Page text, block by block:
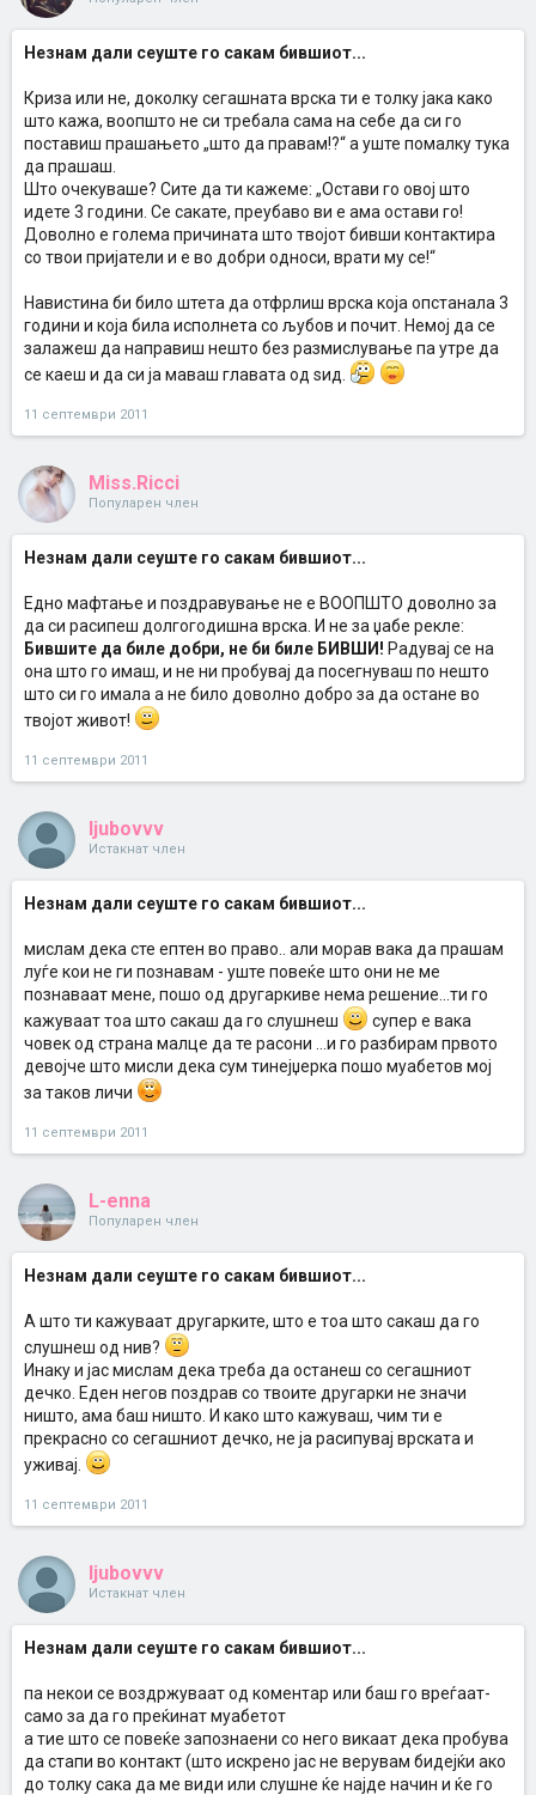
Незнам дали сеуште го сакам бившиот...
Криза или не, доколку сегашната врска ти е толку јака како
што кажа, воопшто не си требала сама на себе да си го
поставиш прашањето „што да правам!?“ а уште помалку тука
да прашаш.
Што очекуваше? Сите да ти кажеме: „Остави го овој што
идете 3 години. Се сакате, преубаво ви е ама остави го!
Доволно е голема причината што твојот бивши контактира
со твои пријатели и е во добри односи, врати му се!“
Навистина би било штета да отфрлиш врска која опстанала 3
години и која била исполнета со љубов и почит. Немој да се
залажеш да направиш нешто без размислување па утре да
се каеш и да си ја маваш главата од ѕид.
11 септември 2011
Miss.Ricci
Популарен член
Незнам дали сеуште го сакам бившиот...
Едно мафтање и поздравување не е ВООПШТО доволно за
да си расипеш долгогодишна врска. И не за џабе рекле:
Бившите да биле добри, не би биле БИВШИ! Радувај се на
она што го имаш, и не ни пробувај да посегнуваш по нешто
што си го имала а не било доволно добро за да остане во
твојот живот!
11 септември 2011
ljubovvv
Истакнат член
Незнам дали сеуште го сакам бившиот...
мислам дека сте ептен во право.. али морав вака да прашам
луѓе кои не ги познавам - уште повеќе што они не ме
познаваат мене, пошо од другаркиве нема решение...ти го
кажуваат тоа што сакаш да го слушнеш
супер е вака
човек од страна малце да те расони ...и го разбирам првото
девојче што мисли дека сум тинејџерка пошо муабетов мој
за таков личи
11 септември 2011
L-enna
Популарен член
Незнам дали сеуште го сакам бившиот...
А што ти кажуваат другарките, што е тоа што сакаш да го
слушнеш од нив?
Инаку и јас мислам дека треба да останеш со сегашниот
дечко. Еден негов поздрав со твоите другарки не значи
ништо, ама баш ништо. И како што кажуваш, чим ти е
прекрасно со сегашниот дечко, не ја расипувај врската и
уживај.
11 септември 2011
ljubovvv
Истакнат член
Незнам дали сеуште го сакам бившиот...
па некои се воздржуваат од коментар или баш го вреѓаат-
само за да го преќинат муабетот
а тие што се повеќе запознаени со него викаат дека пробува
да стапи во контакт (што искрено јас не верувам бидејќи ако
до толку сака да ме види или слушне ќе најде начин и ќе го